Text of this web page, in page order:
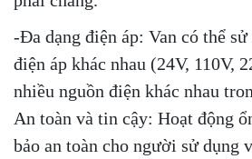
-Đa dạng điện áp: Van có thể
điện áp khác nhau (24V, 110V,
nhiều nguồn điện khác nhau
An toàn và tin cậy: Hoạt động
bảo an toàn cho người sử dụng